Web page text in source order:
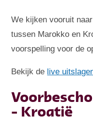
We kijken vooruit
tussen Marokko en
voorspelling voor de
Bekijk de live
- Kroatië